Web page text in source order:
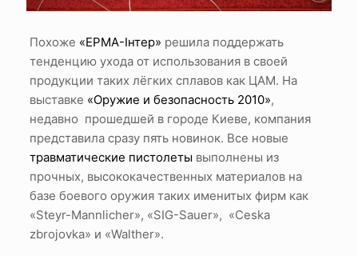
Похоже «ЕРМА-Інтер» решила поддержать
тенденцию ухода от использования в своей
продукции таких лёгких сплавов как ЦАМ. На
выставке «Оружие и безопасность 2010»,
недавно прошедшей в городе Киеве, компания
представила сразу пять новинок. Все новые
травматические пистолеты выполнены из
прочных, высококачественных материалов на
базе боевого оружия таких именитых фирм как
«Steyr-Mannlicher», «SIG-Sauer», «Ceska
zbrojovka» и «Walther».